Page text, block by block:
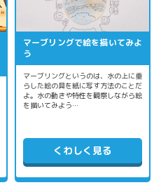
マーブリングで絵を描いてみよ
う
マーブリングというのは、水の上に垂
らした絵の具を紙に写す方法のことだ
よ。水の動きや特性を観察しながら絵
を描いてみよう…
くわしく見る